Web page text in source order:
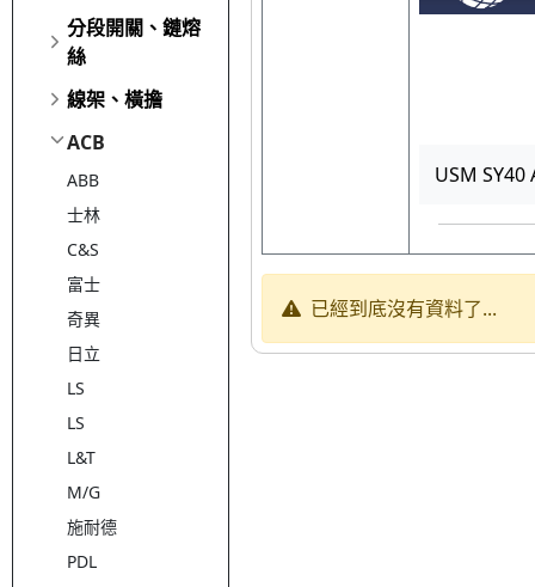
分段開關、鏈熔
絲
線架、橫擔
ACB
ABB
士林
C&S
富士
奇異
日立
LS
LS
L&T
M/G
施耐德
PDL
USM SY40
已經到底沒有資料了...